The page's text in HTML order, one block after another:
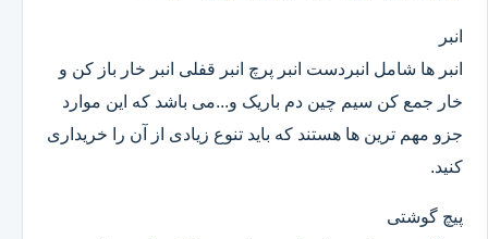
انبر
انبر ها شامل انبردست انبر پرچ انبر قفلی انبر خار باز کن و
خار جمع کن سیم چین دم باریک و...می باشد که این موارد
جزو مهم ترین ها هستند که باید تنوع زیادی از آن را خریداری
کنید.
پیچ گوشتی